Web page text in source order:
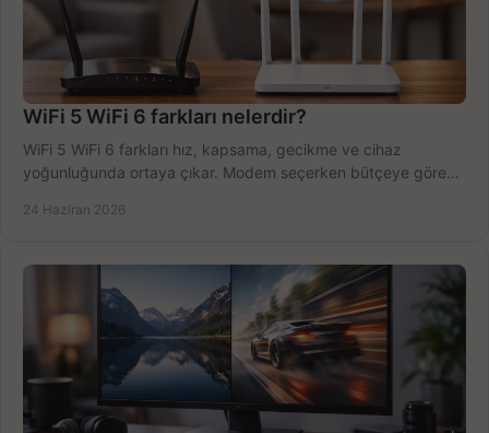
WiFi 5 WiFi 6 farkları nelerdir?
WiFi 5 WiFi 6 farkları hız, kapsama, gecikme ve cihaz
yoğunluğunda ortaya çıkar. Modem seçerken bütçeye göre
24 Haziran 2026